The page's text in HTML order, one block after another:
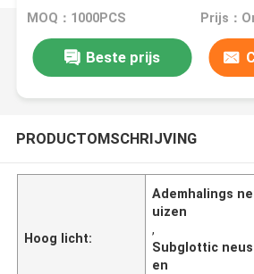
MOQ：1000PCS Prijs：
Beste prijs
PRODUCTOMSCHRIJVING
Hoog licht:
Ademhalings
uizen
,
Subglottic
en